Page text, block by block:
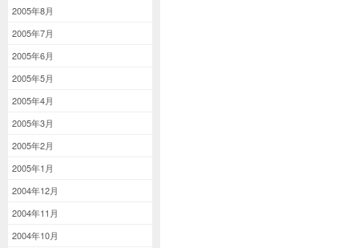
2005年8月
2005年7月
2005年6月
2005年5月
2005年4月
2005年3月
2005年2月
2005年1月
2004年12月
2004年11月
2004年10月